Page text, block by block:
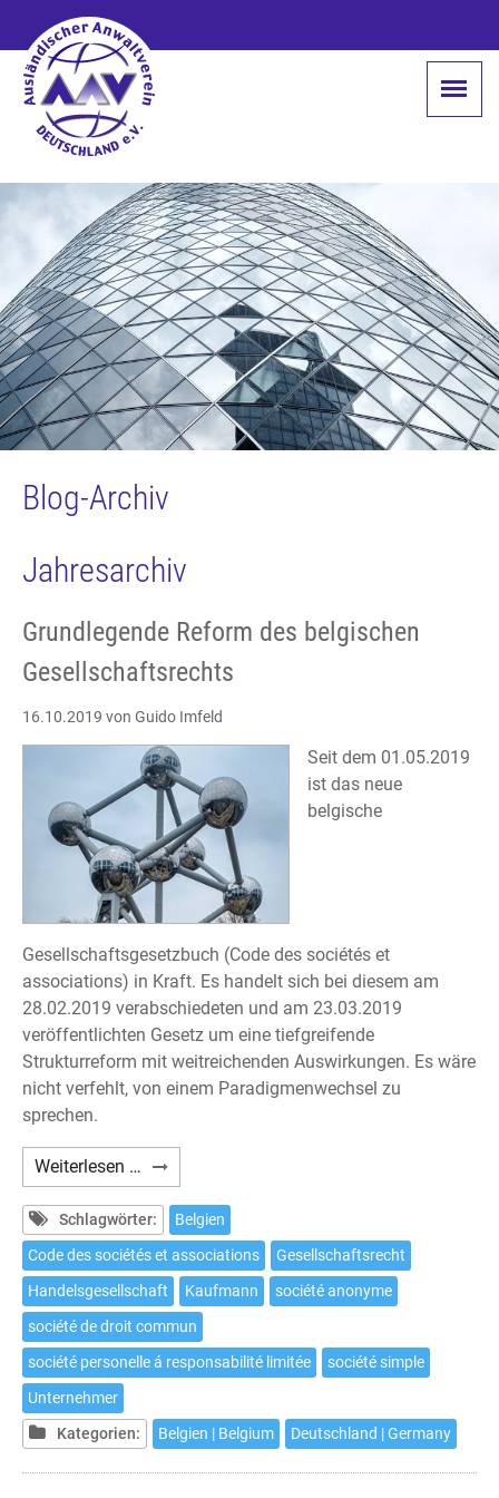
Blog-Archiv
Jahresarchiv
Grundlegende Reform des belgischen
Gesellschaftsrechts
16.10.2019 von Guido Imfeld
Seit dem 01.05.2019
ist das neue
belgische
Gesellschaftsgesetzbuch (Code des sociétés et
associations) in Kraft. Es handelt sich bei diesem am
28.02.2019 verabschiedeten und am 23.03.2019
veröffentlichten Gesetz um eine tiefgreifende
Strukturreform mit weitreichenden Auswirkungen. Es wäre
nicht verfehlt, von einem Paradigmenwechsel zu
sprechen.
Weiterlesen … Grundlegende
Reform
des
belgischen
Gesellschaftsrechts
Schlagwörter:
Belgien
Code des sociétés et associations
Gesellschaftsrecht
Handelsgesellschaft
Kaufmann
société anonyme
société de droit commun
société personelle á responsabilité limitée
société simple
Unternehmer
Kategorien:
Belgien | Belgium Deutschland | Germany